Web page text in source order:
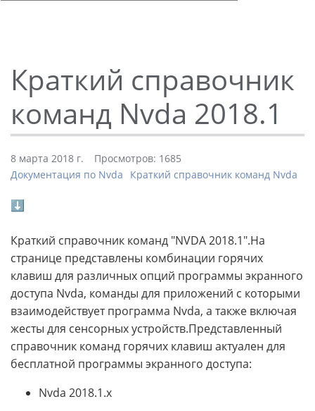
Краткий справочник
команд Nvda 2018.1
8 марта 2018 г.
Просмотров: 1685
Документация по Nvda
Краткий справочник команд Nvda
⬇
Краткий справочник команд "NVDA 2018.1".На
странице представлены комбинации горячих
клавиш для различных опций программы экранного
доступа Nvda, команды для приложений с которыми
взаимодействует программа Nvda, а также включая
жесты для сенсорных устройств.Представленный
справочник команд горячих клавиш актуален для
бесплатной программы экранного доступа:
Nvda 2018.1.x